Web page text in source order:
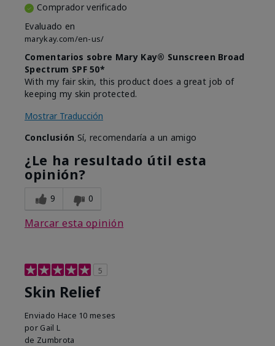
Comprador verificado
Evaluado en
marykay.com/en-us/
Comentarios sobre Mary Kay® Sunscreen Broad
Spectrum SPF 50*
With my fair skin, this product does a great job of
keeping my skin protected.
Mostrar Traducción
Conclusión Sí, recomendaría a un amigo
¿Le ha resultado útil esta
opinión?
9 0
Marcar esta opinión
5
Skin Relief
Enviado Hace 10 meses
por Gail L
de Zumbrota